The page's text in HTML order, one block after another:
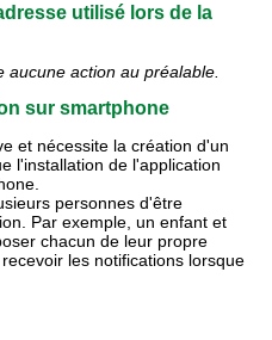
utilisé lors de la
aucune action au préalable.
sur smartphone
et nécessite la création d'un
l'installation de l'application
personnes d'être
Par exemple, un enfant et
chacun de leur propre
les notifications lorsque